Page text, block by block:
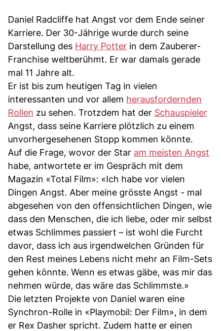
Daniel Radcliffe hat Angst vor dem Ende seiner
Karriere. Der 30-Jährige wurde durch seine
Darstellung des Harry Potter in dem Zauberer-
Franchise weltberühmt. Er war damals gerade
mal 11 Jahre alt.
Er ist bis zum heutigen Tag in vielen
interessanten und vor allem herausfordernden
Rollen zu sehen. Trotzdem hat der Schauspieler
Angst, dass seine Karriere plötzlich zu einem
unvorhergesehenen Stopp kommen könnte.
Auf die Frage, wovor der Star am meisten Angst
habe, antwortete er im Gespräch mit dem
Magazin «Total Film»: «Ich habe vor vielen
Dingen Angst. Aber meine grösste Angst - mal
abgesehen von den offensichtlichen Dingen, wie
dass den Menschen, die ich liebe, oder mir selbst
etwas Schlimmes passiert – ist wohl die Furcht
davor, dass ich aus irgendwelchen Gründen für
den Rest meines Lebens nicht mehr an Film-Sets
gehen könnte. Wenn es etwas gäbe, was mir das
nehmen würde, das wäre das Schlimmste.»
Die letzten Projekte von Daniel waren eine
Synchron-Rolle in «Playmobil: Der Film», in dem
er Rex Dasher spricht. Zudem hatte er einen